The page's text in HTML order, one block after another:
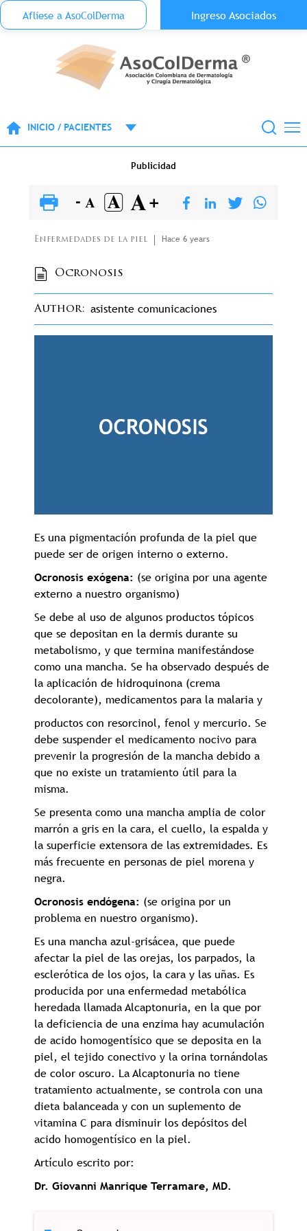
Pasar al contenido principal
Menu Top Anónimo
Aflíese a AsoColDerma Ingreso Asociados
INICIO / PACIENTES
Publicidad
Enfermedades de la piel Hace 6 years
Ocronosis
Author asistente comunicaciones
Es una pigmentación profunda de la piel que
puede ser de origen interno o externo.
Ocronosis exógena: (se origina por una agente
externo a nuestro organismo)
Se debe al uso de algunos productos tópicos
que se depositan en la dermis durante su
metabolismo, y que termina manifestándose
como una mancha. Se ha observado después de
la aplicación de hidroquinona (crema
decolorante), medicamentos para la malaria y
productos con resorcinol, fenol y mercurio. Se
debe suspender el medicamento nocivo para
prevenir la progresión de la mancha debido a
que no existe un tratamiento útil para la
misma.
Se presenta como una mancha amplia de color
marrón a gris en la cara, el cuello, la espalda y
la superficie extensora de las extremidades. Es
más frecuente en personas de piel morena y
negra.
Ocronosis endógena: (se origina por un
problema en nuestro organismo).
Es una mancha azul-grisácea, que puede
afectar la piel de las orejas, los parpados, la
esclerótica de los ojos, la cara y las uñas. Es
producida por una enfermedad metabólica
heredada llamada Alcaptonuria, en la que por
la deficiencia de una enzima hay acumulación
de acido homogentísico que se deposita en la
piel, el tejido conectivo y la orina tornándolas
de color oscuro. La Alcaptonuria no tiene
tratamiento actualmente, se controla con una
dieta balanceada y con un suplemento de
vitamina C para disminuir los depósitos del
acido homogentísico en la piel.
Artículo escrito por:
Dr. Giovanni Manrique Terramare, MD.